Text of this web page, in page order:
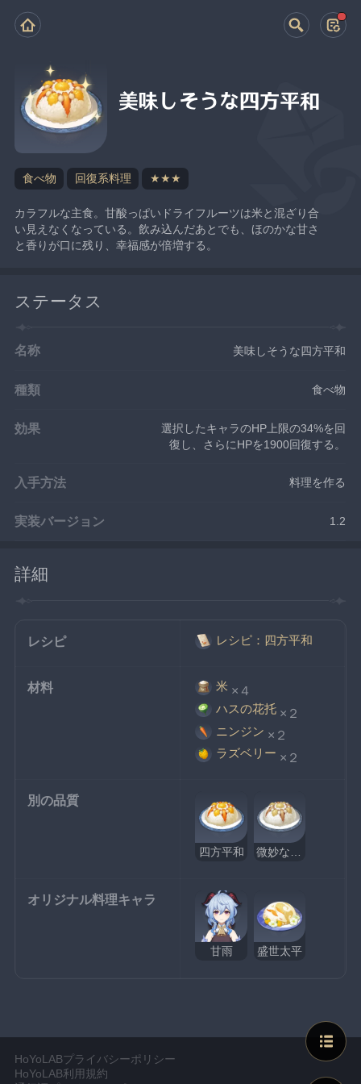
美味しそうな四方平和
食べ物 回復系料理 ★★★
カラフルな主食。甘酸っぱいドライフルーツは米と混ざり合
い見えなくなっている。飲み込んだあとでも、ほのかな甘さ
と香りが口に残り、幸福感が倍増する。
ステータス
名称 美味しそうな四方平和
種類 食べ物
効果
選択したキャラのHP上限の34%を回
復し、さらにHPを1900回復する。
入手方法 料理を作る
実装バージョン 1.2
詳細
レシピ レシピ：四方平和
材料 米 ×４
ハスの花托 ×２
ニンジン ×２
ラズベリー ×２
別の品質
四方平和
オリジナル料理キャラ
甘雨 盛世太平
HoYoLABプライバシーポリシー
HoYoLAB利用規約